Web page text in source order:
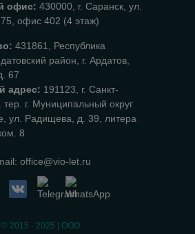
офис: 430000, г. Саранск, ул.
офис 402 (4 этаж)
431861, Республика
район, г. Ардатов,
67
адрес: 191123, г. Санкт-
тер. г. Муниципальный округ
ул. Радищева, д. 39, литера
8
office@vio-let.ru
© 2015 - 2025 | ООО